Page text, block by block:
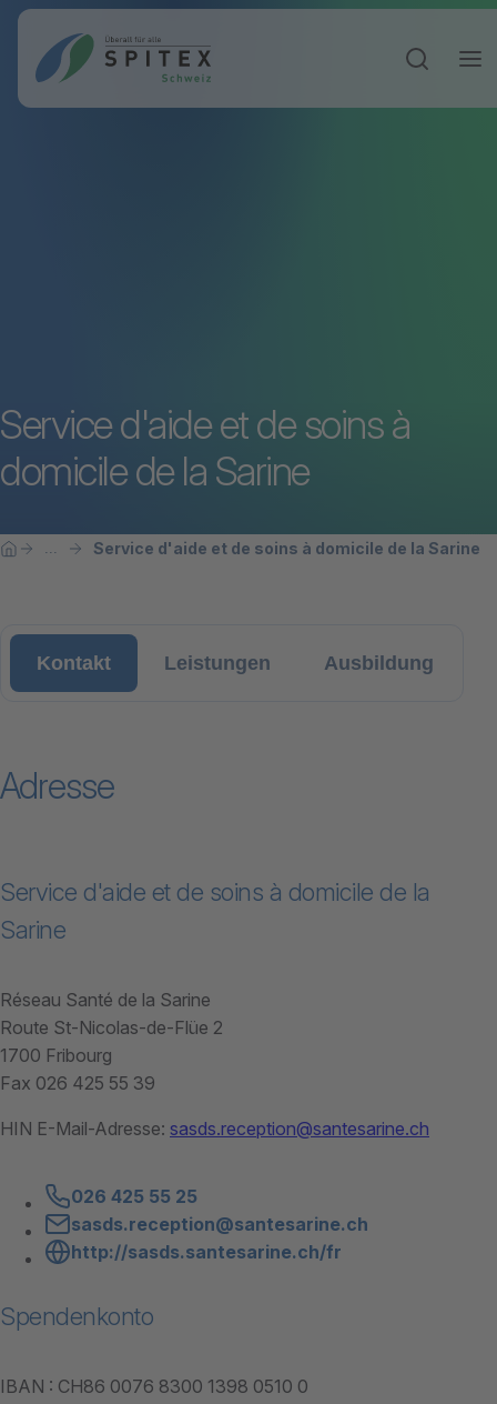
Service d'aide et de soins à
domicile de la Sarine
Breadcrumbnavigation
Sie befinden sich hier:
Home ... Service d'aide et de soins à domicile de la Sarine
Kontakt Leistungen Ausbildung
Adresse
Service d'aide et de soins à domicile de la
Sarine
Réseau Santé de la Sarine
Route St-Nicolas-de-Flüe 2
1700 Fribourg
Fax 026 425 55 39
HIN E-Mail-Adresse: sasds.reception@santesarine.ch
026 425 55 25
sasds.reception@santesarine.ch
http://sasds.santesarine.ch/fr
Spendenkonto
IBAN : CH86 0076 8300 1398 0510 0